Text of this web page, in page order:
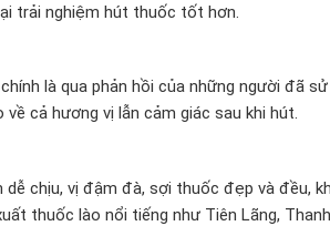
trải nghiệm hút thuốc tốt hơn.
là qua phản hồi của những người đã
cả hương vị lẫn cảm giác sau khi hút.
chịu, vị đậm đà, sợi thuốc đẹp và đều,
thuốc lào nổi tiếng như Tiên Lãng,